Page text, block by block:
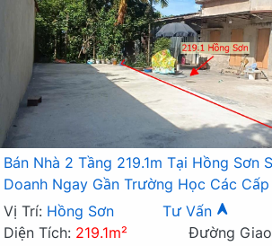
Bán Nhà 2 Tầng 219.1m Tại Hồng Sơn
Doanh Ngay Gần Trường Học Các Cấp
Vị Trí: Hồng Sơn Tư Vấn
Diện Tích: 219.1m²
Đường